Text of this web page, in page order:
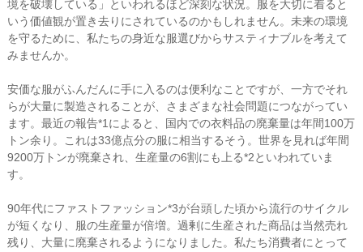
境を破壊している」といわれるほど深刻な状況。服を大切に着ると
いう価値観が置き去りにされているのかもしれません。未来の環境
を守るために、私たちの身近な服選びからサスティナブルを考えて
みませんか。
安価な服がふんだんに手に入るのは便利なことですが、一方でそれ
らが大量に製造されることが、さまざまな社会問題につながってい
ます。最近の報告*1によると、国内での衣料品の廃棄量は年間100万
トン余り。これは33億点分の服に相当するそう。世界を見れば年間
9200万トンが廃棄され、生産量の6割にも上る*2といわれていま
す。
90年代にファストファッション*3が台頭した頃から流行のサイクル
が短くなり、服の生産量が倍増。過剰に生産された商品は当然売れ
残り、大量に廃棄されるようになりました。私たち消費者にとって